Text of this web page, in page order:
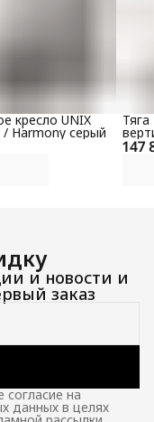
кресло UNIX
Harmony серый
147
100
и новости и
заказ
на
данных в целях